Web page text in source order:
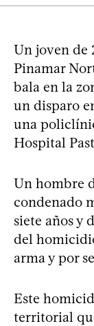
Un joven de
Pinamar
bala en la
un disparo
una
Hospital
Un hombre
condenado
siete años y
del
arma y por
Este
territorial